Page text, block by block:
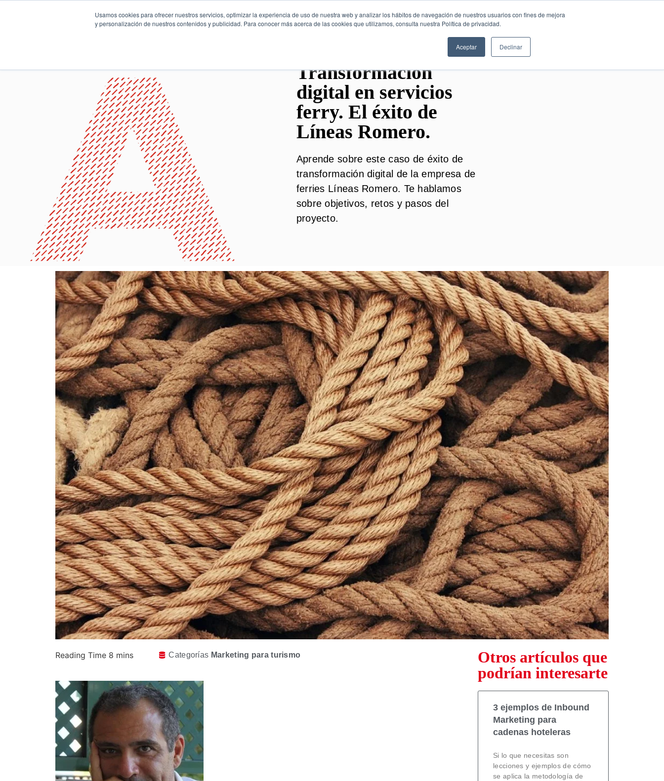
Usamos cookies para ofrecer nuestros servicios, optimizar la experiencia de uso de nuestra web y analizar los hábitos de navegación de nuestros usuarios con fines de mejora
y personalización de nuestros contenidos y publicidad. Para conocer más acerca de las cookies que utilizamos, consulta nuestra Política de privacidad.
Aceptar Declinar
Transformación
digital en servicios
ferry. El éxito de
Líneas Romero.
Aprende sobre este caso de éxito de
transformación digital de la empresa de
ferries Líneas Romero. Te hablamos
sobre objetivos, retos y pasos del
proyecto.
Categorías Marketing para turismo
Otros artículos que
podrían interesarte
3 ejemplos de Inbound
Marketing para
cadenas hoteleras
Si lo que necesitas son
lecciones y ejemplos de cómo
se aplica la metodología de